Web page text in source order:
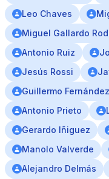
Leo Chaves
Miguel Gallardo
Antonio Ruiz
Jesús Rossi
Guillermo
Antonio Prieto
Gerardo Iñiguez
Manolo Valverde
Alejandro Delmás